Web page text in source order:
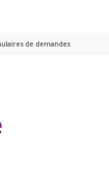
de demandes